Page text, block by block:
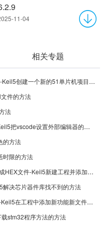
11-04
相关专题
Keil5怎么创建一个新的51单片机项目-Keil5创建一个新的51单片机项目的方法
件的方法
法
Keil5怎么把vscode设置外部编辑器-Keil5把vscode设置外部编辑器的方法
的方法
时限的方法
Keil5怎么新建工程并添加汇编文件生成HEX文件-Keil5新建工程并添加汇编文件生成HEX文件的方法
决芯片器件库找不到的方法
Keil5怎么在工程中添加新功能新文件-Keil5在工程中添加新功能新文件的方法
stm32程序方法的方法